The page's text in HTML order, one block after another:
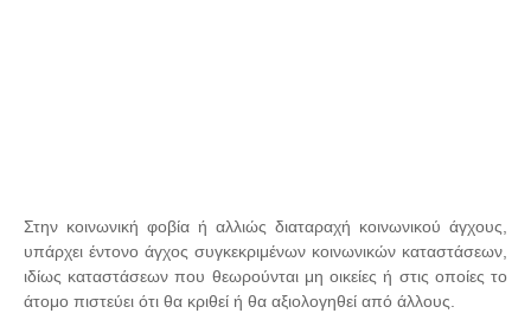
Στην κοινωνική φοβία ή αλλιώς διαταραχή κοινωνικού άγχους,
υπάρχει έντονο άγχος συγκεκριμένων κοινωνικών καταστάσεων,
ιδίως καταστάσεων που θεωρούνται μη οικείες ή στις οποίες το
άτομο πιστεύει ότι θα κριθεί ή θα αξιολογηθεί από άλλους.